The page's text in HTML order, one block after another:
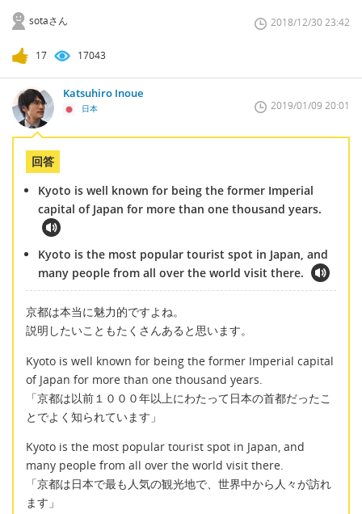
sotaさん 2018/12/30 23:42
17 17043
Katsuhiro Inoue
日本 2019/01/09 20:01
回答
Kyoto is well known for being the former Imperial
capital of Japan for more than one thousand years.
Kyoto is the most popular tourist spot in Japan, and
many people from all over the world visit there.
京都は本当に魅力的ですよね。
説明したいこともたくさんあると思います。
Kyoto is well known for being the former Imperial capital
of Japan for more than one thousand years.
「京都は以前１０００年以上にわたって日本の首都だったこ
とでよく知られています」
Kyoto is the most popular tourist spot in Japan, and
many people from all over the world visit there.
「京都は日本で最も人気の観光地で、世界中から人々が訪れ
ます」